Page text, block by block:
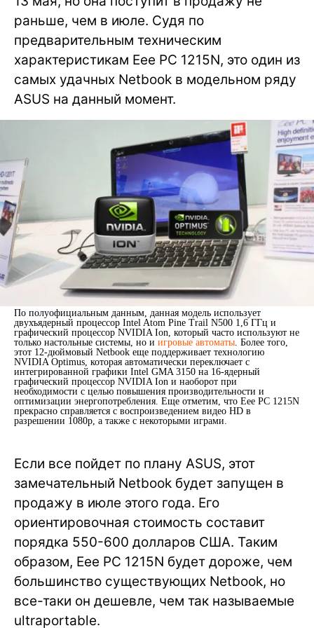
раньше, чем в июле. Судя по
предварительным техническим
характеристикам Eee PC 1215N, это один из
самых удачных Netbook в модельном ряду
ASUS на данный момент.
По полуофициальным данным, данная модель использует
двухъядерный процессор Intel Atom Pine Trail N500 1,6 ГГц и
графический процессор NVIDIA Ion, который часто используют не
только настольные системы, но и игровые автоматы. Более того,
этот 12-дюймовый Netbook еще поддерживает технологию
NVIDIA Optimus, которая автоматически переключает с
интегрированной графики Intel GMA 3150 на 16-ядерный
графический процессор NVIDIA Ion и наоборот при
необходимости с целью повышения производительности и
оптимизации энергопотребления. Еще отметим, что Eee PC 1215N
прекрасно справляется с воспроизведением видео HD в
разрешении 1080p, а также с некоторыми играми.
Если все пойдет по плану ASUS, этот
замечательный Netbook будет запущен в
продажу в июле этого года. Его
ориентировочная стоимость составит
порядка 550-600 долларов США. Таким
образом, Eee PC 1215N будет дороже, чем
большинство существующих Netbook, но
все-таки он дешевле, чем так называемые
ultraportable.